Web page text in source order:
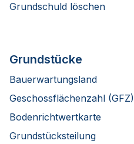
Grundschuld löschen
Grundstücke
Bauerwartungsland
Geschossflächenzahl (GFZ)
Bodenrichtwertkarte
Grundstücksteilung